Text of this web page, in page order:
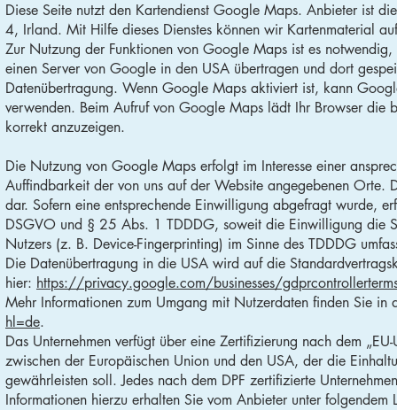
Diese Seite nutzt den Kartendienst Google Maps. Anbieter ist
4, Irland. Mit Hilfe dieses Dienstes können wir Kartenmaterial
Zur Nutzung der Funktionen von Google Maps ist es
einen Server von Google in den USA übertragen und dort
Datenübertragung. Wenn Google Maps aktiviert ist, kann
verwenden. Beim Aufruf von Google Maps lädt Ihr Browser die
korrekt anzuzeigen.
Die Nutzung von Google Maps erfolgt im Interesse einer
Auffindbarkeit der von uns auf der Website angegebenen
dar. Sofern eine entsprechende Einwilligung abgefragt wurde,
DSGVO und § 25 Abs. 1 TDDDG, soweit die Einwilligung die
Nutzers (z. B. Device-Fingerprinting) im Sinne des TDDDG
Die Datenübertragung in die USA wird auf die
hier: https://privacy.google.com/businesses/
Mehr Informationen zum Umgang mit Nutzerdaten finden Sie
hl=de.
Das Unternehmen verfügt über eine Zertifizierung nach dem
zwischen der Europäischen Union und den USA, der die
gewährleisten soll. Jedes nach dem DPF zertifizierte
Informationen hierzu erhalten Sie vom Anbieter unter folgendem